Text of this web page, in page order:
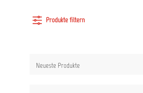
Produkte filtern